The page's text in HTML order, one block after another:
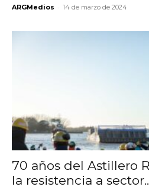
ARGMedios - 14 de marzo de 2024
70 años del Astillero
la resistencia a